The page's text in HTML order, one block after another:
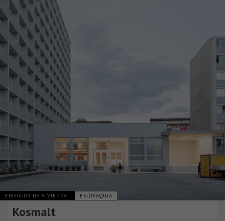
EDIFICIOS DE VIVIENDA ESLOVAQUIA
Kosmalt